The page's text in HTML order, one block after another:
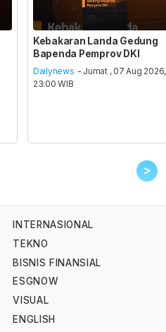
Kebakaran Landa Gedung
Bapenda Pemprov DKI
Dailynews - Jumat , 07 Aug 2026,
23:00 WIB
>
INTERNASIONAL
TEKNO
BISNIS FINANSIAL
ESGNOW
VISUAL
ENGLISH